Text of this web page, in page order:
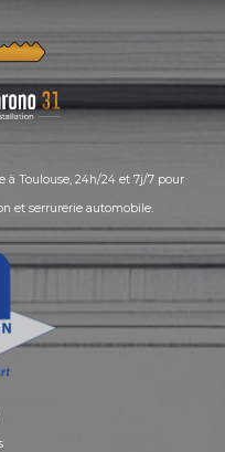
à Toulouse, 24h/24 et 7j/7 pour
et serrurerie automobile.